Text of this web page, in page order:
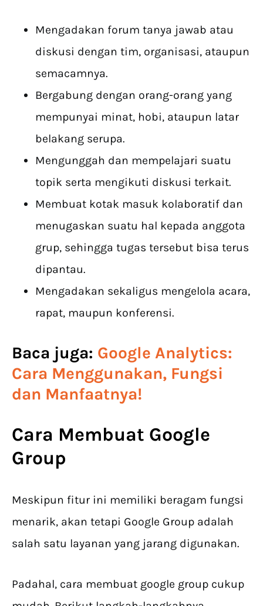
Mengadakan forum tanya jawab atau
diskusi dengan tim, organisasi, ataupun
semacamnya.
Bergabung dengan orang-orang yang
mempunyai minat, hobi, ataupun latar
belakang serupa.
Mengunggah dan mempelajari suatu
topik serta mengikuti diskusi terkait.
Membuat kotak masuk kolaboratif dan
menugaskan suatu hal kepada anggota
grup, sehingga tugas tersebut bisa terus
dipantau.
Mengadakan sekaligus mengelola acara,
rapat, maupun konferensi.
Baca juga: Google Analytics:
Cara Menggunakan, Fungsi
dan Manfaatnya!
Cara Membuat Google
Group
Meskipun fitur ini memiliki beragam fungsi
menarik, akan tetapi Google Group adalah
salah satu layanan yang jarang digunakan.
Padahal, cara membuat google group cukup